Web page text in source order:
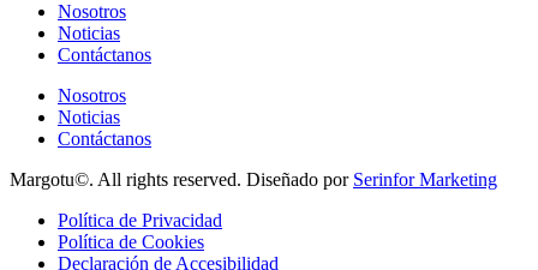
Nosotros
Noticias
Contáctanos
Nosotros
Noticias
Contáctanos
Margotu©. All rights reserved. Diseñado por Serinfor Marketing
Política de Privacidad
Política de Cookies
Declaración de Accesibilidad